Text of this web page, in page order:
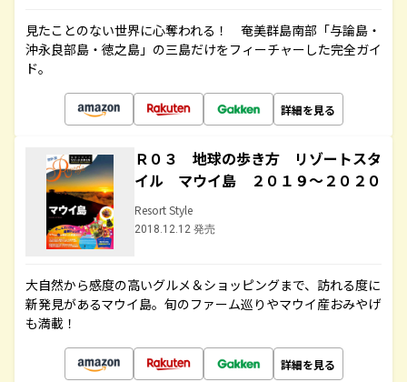
見たことのない世界に心奪われる！ 奄美群島南部「与論島・
沖永良部島・徳之島」の三島だけをフィーチャーした完全ガイ
ド。
詳細を見る
Ｒ０３ 地球の歩き方 リゾートスタ
イル マウイ島 ２０１９～２０２０
Resort Style
2018.12.12 発売
大自然から感度の高いグルメ＆ショッピングまで、訪れる度に
新発見があるマウイ島。旬のファーム巡りやマウイ産おみやげ
も満載！
詳細を見る